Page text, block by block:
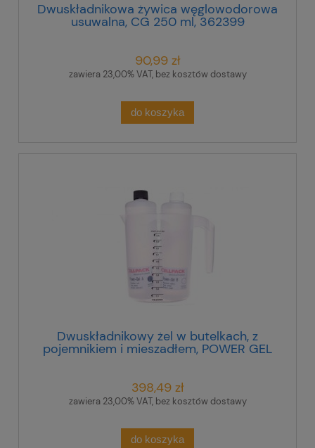
Dwuskładnikowa żywica węglowodorowa
usuwalna, CG 250 ml, 362399
90,99 zł
zawiera 23,00% VAT, bez kosztów dostawy
do koszyka
Dwuskładnikowy żel w butelkach, z
pojemnikiem i mieszadłem, POWER GEL
398,49 zł
zawiera 23,00% VAT, bez kosztów dostawy
do koszyka